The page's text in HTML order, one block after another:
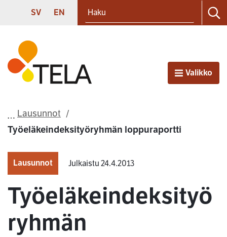
Siirry sisältöön
SVENSKA
SV ENGLISH
EN
Etusivu
AvaaValikko
Lausunnot
Työeläkeindeksityöryhmän loppuraportti
Lausunnot Julkaistu 24.4.2013
Työeläkeindeksityö
ryhmän